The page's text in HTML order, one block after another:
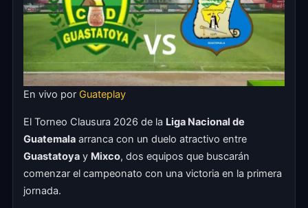
En vivo por Guateplay
El Torneo Clausura 2026 de la Liga Nacional de
Guatemalaarranca con un duelo atractivo entre
Guastatoyay Mixco, dos equipos que buscarán
comenzar el campeonato con una victoria en la primera
jornada.